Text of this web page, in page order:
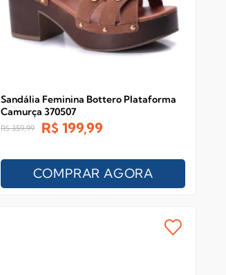
Sandália Feminina Bottero Plataforma
Camurça 370507
R$ 359,99 R$ 199,99
COMPRAR AGORA